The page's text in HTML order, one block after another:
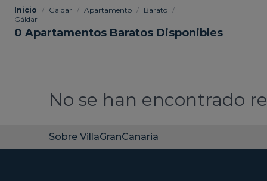
Inicio / Gáldar / Apartamento / Barato /
Gáldar
0 Apartamentos Baratos Disponibles
No se han encontrado
Sobre VillaGranCanaria